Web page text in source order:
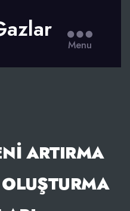
Menu
ARTIRMA